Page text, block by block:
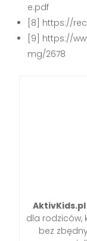
e.pdf
[8] https://
[9] https://
mg/2678
AktivKids.pl
dla rodziców,
bez